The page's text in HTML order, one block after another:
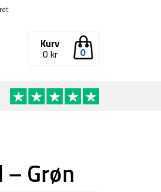
0
Kurv
0 kr
Grøn